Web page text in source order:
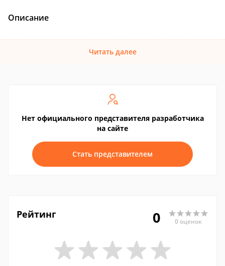
Описание
Читать далее
Нет официального представителя разработчика
на сайте
Стать представителем
Рейтинг 0 0 оценок